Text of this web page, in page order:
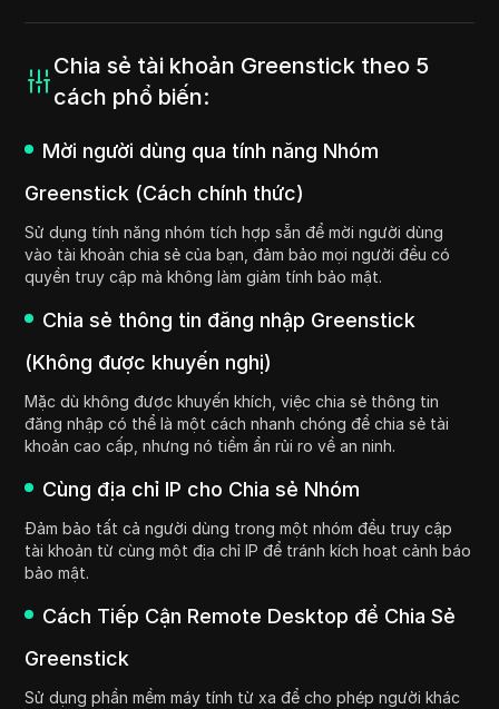
Chia sẻ tài khoản Greenstick theo 5
cách phổ biến:
Mời người dùng qua tính năng Nhóm
Greenstick (Cách chính thức)
Sử dụng tính năng nhóm tích hợp sẵn để mời người dùng
vào tài khoản chia sẻ của bạn, đảm bảo mọi người đều có
quyền truy cập mà không làm giảm tính bảo mật.
Chia sẻ thông tin đăng nhập Greenstick
(Không được khuyến nghị)
Mặc dù không được khuyến khích, việc chia sẻ thông tin
đăng nhập có thể là một cách nhanh chóng để chia sẻ tài
khoản cao cấp, nhưng nó tiềm ẩn rủi ro về an ninh.
Cùng địa chỉ IP cho Chia sẻ Nhóm
Đảm bảo tất cả người dùng trong một nhóm đều truy cập
tài khoản từ cùng một địa chỉ IP để tránh kích hoạt cảnh báo
bảo mật.
Cách Tiếp Cận Remote Desktop để Chia Sẻ
Greenstick
Sử dụng phần mềm máy tính từ xa để cho phép người khác